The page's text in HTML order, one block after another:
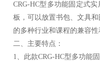
CRG-HC型 多功能固定式实
板，可以放置书包、文具
的多种行业和课程的兼容性
二、主要特点：
1、此款CRG-HC型多功能